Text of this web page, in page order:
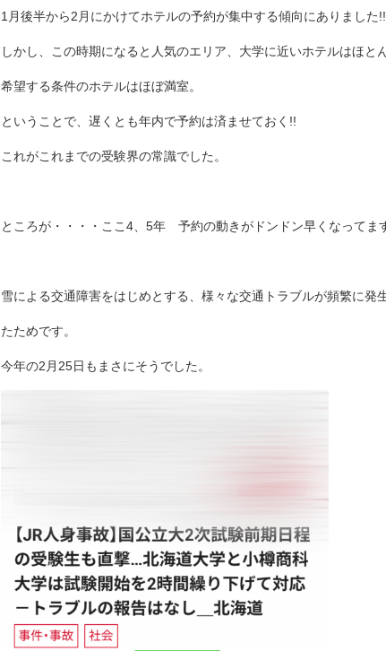
1月後半から2月にかけてホテルの予約が集中する傾向にありました!!
しかし、この時期になると人気のエリア、大学に近いホテルはほと
希望する条件のホテルはほぼ満室。
ということで、遅くとも年内で予約は済ませておく!!
これがこれまでの受験界の常識でした。
ところが・・・・ここ4、5年 予約の動きがドンドン早くなってま
雪による交通障害をはじめとする、様々な交通トラブルが頻繁に発
たためです。
今年の2月25日もまさにそうでした。